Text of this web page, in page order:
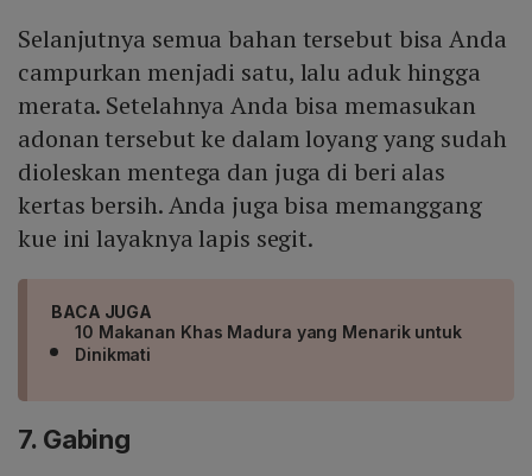
Selanjutnya semua bahan tersebut bisa Anda
campurkan menjadi satu, lalu aduk hingga
merata. Setelahnya Anda bisa memasukan
adonan tersebut ke dalam loyang yang sudah
dioleskan mentega dan juga di beri alas
kertas bersih. Anda juga bisa memanggang
kue ini layaknya lapis segit.
BACA JUGA
10 Makanan Khas Madura yang Menarik untuk
Dinikmati
7. Gabing